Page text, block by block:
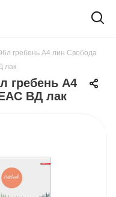
гребень А4 лин Свобода
лак
гребень А4
ВД лак